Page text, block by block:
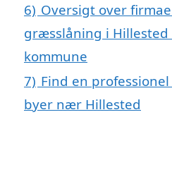
6) Oversigt over
græsslåning i Hillested
kommune
7) Find en
byer nær Hillested